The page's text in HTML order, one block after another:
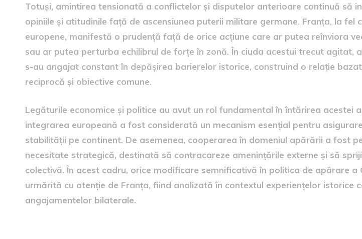
Totuși, amintirea tensionată a conflictelor și disputelor anterioare continuă să
opiniile și atitudinile față de ascensiunea puterii militare germane. Franța, la fel
europene, manifestă o prudență față de orice acțiune care ar putea reînviora
sau ar putea perturba echilibrul de forțe în zonă. În ciuda acestui trecut agitat,
s-au angajat constant în depășirea barierelor istorice, construind o relație
reciprocă și obiective comune.
Legăturile economice și politice au avut un rol fundamental în întărirea acestei
integrarea europeană a fost considerată un mecanism esențial pentru
stabilității pe continent. De asemenea, cooperarea în domeniul apărării a fost
necesitate strategică, destinată să contracareze amenințările externe și să
colectivă. În acest cadru, orice modificare semnificativă în politica de apărare a
urmărită cu atenție de Franța, fiind analizată în contextul experiențelor istorice
angajamentelor bilaterale.